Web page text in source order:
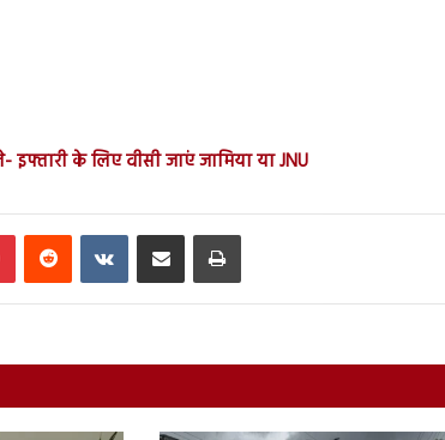
इफ्तारी के लिए वीसी जाएं जामिया या JNU
PinterestReddit VKontakteShare via Email Print